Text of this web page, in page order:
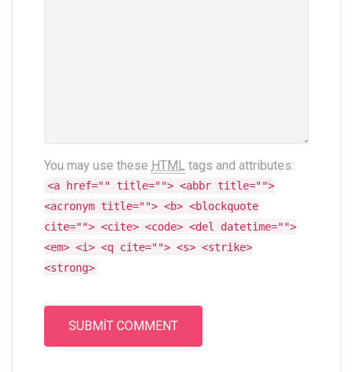
You may use these HTML tags and attributes:
<a href="" title=""> <abbr title="">
<acronym title=""> <b> <blockquote
cite=""> <cite> <code> <del datetime="">
<em> <i> <q cite=""> <s> <strike>
<strong>